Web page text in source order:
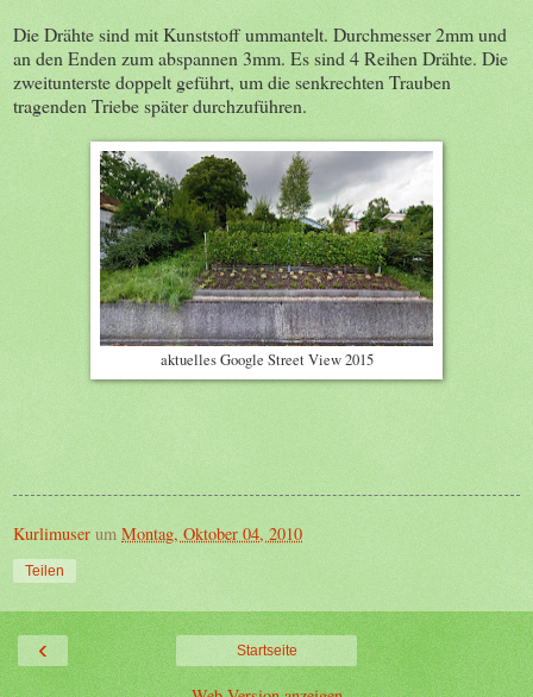
Die Drähte sind mit Kunststoff ummantelt. Durchmesser 2mm und
an den Enden zum abspannen 3mm. Es sind 4 Reihen Drähte. Die
zweitunterste doppelt geführt, um die senkrechten Trauben
tragenden Triebe später durchzuführen.
aktuelles Google Street View 2015
Kurlimuser um Montag, Oktober 04, 2010
Teilen
‹ Startseite